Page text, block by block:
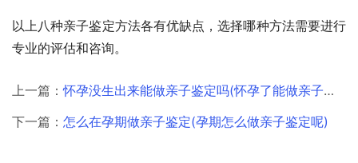
以上八种亲子鉴定方法各有优缺点，选择哪种方法需要进行
专业的评估和咨询。
上一篇：怀孕没生出来能做亲子鉴定吗(怀孕了能做亲子鉴定吗)
下一篇： 怎么在孕期做亲子鉴定(孕期怎么做亲子鉴定呢)